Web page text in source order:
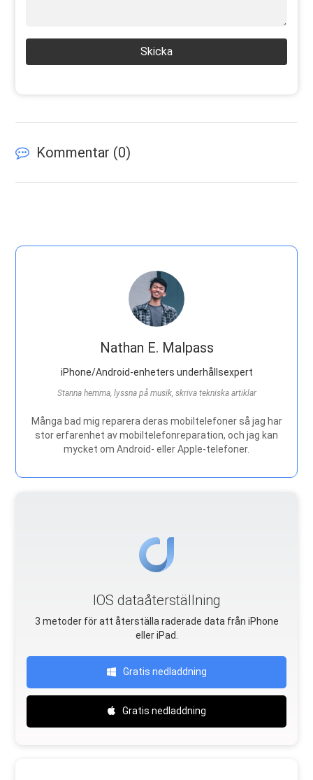
Skicka
Kommentar (0)
Nathan E. Malpass
iPhone/Android-enheters underhållsexpert
Stanna hemma, lyssna på musik, skriva tekniska artiklar
Många bad mig reparera deras mobiltelefoner så jag har
stor erfarenhet av mobiltelefonreparation, och jag kan
mycket om Android- eller Apple-telefoner.
IOS dataåterställning
3 metoder för att återställa raderade data från iPhone
eller iPad.
Gratis nedladdning
Gratis nedladdning